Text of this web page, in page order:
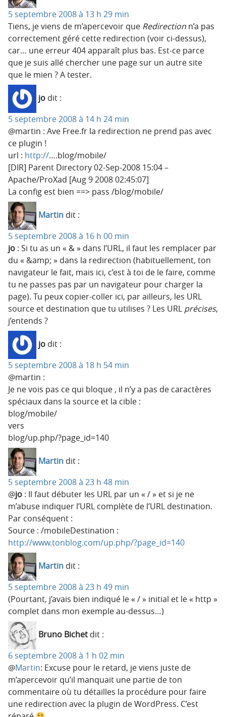
5 septembre 2008 à 13 h 29 min
Tiens, je viens de m’apercevoir que Redirection n’a pas
correctement géré cette redirection (voir ci-dessus),
car… une erreur 404 apparaît plus bas. Est-ce parce
que je suis allé chercher une page sur un autre site
que le mien ? A tester.
jo dit :
5 septembre 2008 à 14 h 24 min
@martin : Ave Free.fr la redirection ne prend pas avec
ce plugin !
url : http://….blog/mobile/
[DIR] Parent Directory 02-Sep-2008 15:04 –
Apache/ProXad [Aug 9 2008 02:45:07]
La config est bien ==> pass ​/blog​/mobile​/
Martin dit :
5 septembre 2008 à 16 h 00 min
jo : Si tu as un « & » dans l’URL, il faut les remplacer par
du « &amp; » dans la redirection (habituellement, ton
navigateur le fait, mais ici, c’est à toi de le faire, comme
tu ne passes pas par un navigateur pour charger la
page). Tu peux copier-coller ici, par ailleurs, les URL
source et destination que tu utilises ? Les URL précises,
j’entends ?
jo dit :
5 septembre 2008 à 18 h 54 min
@martin :
Je ne vois pas ce qui bloque , il n’y a pas de caractères
spéciaux dans la source et la cible :
blog/mobile/
vers
blog/up.php/?page_id=140
Martin dit :
5 septembre 2008 à 23 h 48 min
@jo : Il faut débuter les URL par un « / » et si je ne
m’abuse indiquer l’URL complète de l’URL destination.
Par conséquent :
Source : /mobileDestination :
http://www.tonblog.com/up.php/?page_id=140
Martin dit :
5 septembre 2008 à 23 h 49 min
(Pourtant, j’avais bien indiqué le « / » initial et le « http »
complet dans mon exemple au-dessus…)
Bruno Bichet dit :
6 septembre 2008 à 1 h 02 min
@Martin: Excuse pour le retard, je viens juste de
m’apercevoir qu’il manquait une partie de ton
commentaire où tu détailles la procédure pour faire
une redirection avec la plugin de WordPress. C’est